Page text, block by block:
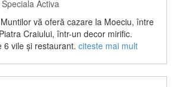
Activa
vă oferă cazare la Moeciu, între
Craiului, într-un decor mirific.
6 vile și restaurant. citeste mai mult